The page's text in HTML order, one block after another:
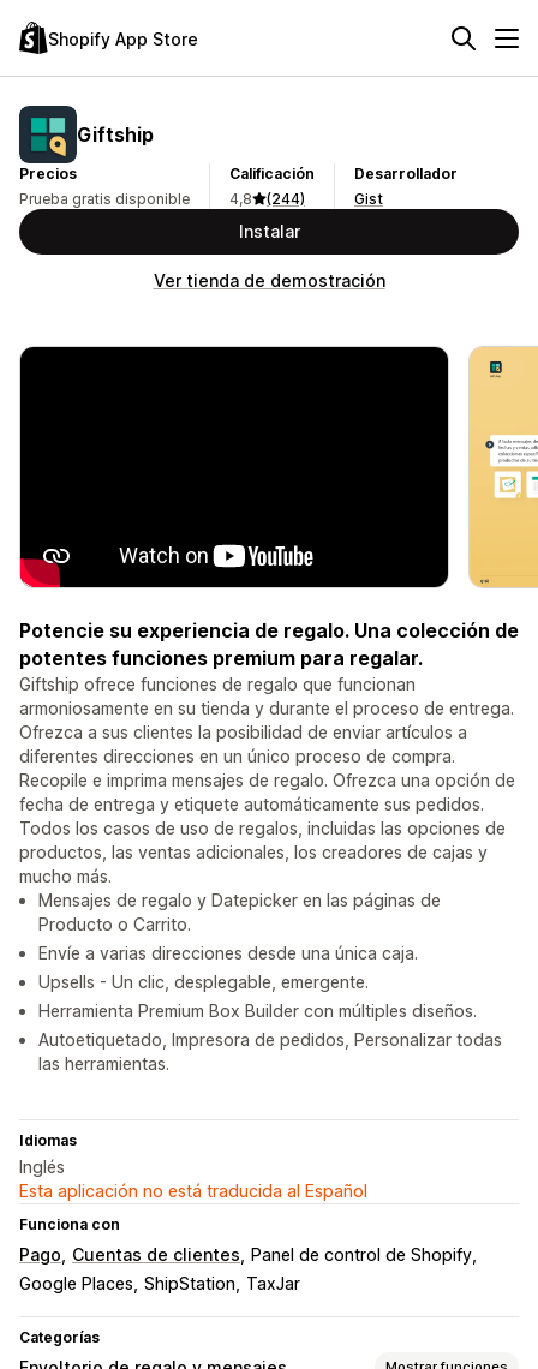
Shopify App Store
Giftship
Precios
Prueba gratis disponible
Calificación
4,8
(244)
Desarrollador
Gist
Instalar
Ver tienda de demostración
Potencie su experiencia de regalo. Una colección de
potentes funciones premium para regalar.
Giftship ofrece funciones de regalo que funcionan
armoniosamente en su tienda y durante el proceso de entrega.
Ofrezca a sus clientes la posibilidad de enviar artículos a
diferentes direcciones en un único proceso de compra.
Recopile e imprima mensajes de regalo. Ofrezca una opción de
fecha de entrega y etiquete automáticamente sus pedidos.
Todos los casos de uso de regalos, incluidas las opciones de
productos, las ventas adicionales, los creadores de cajas y
mucho más.
Mensajes de regalo y Datepicker en las páginas de
Producto o Carrito.
Envíe a varias direcciones desde una única caja.
Upsells - Un clic, desplegable, emergente.
Herramienta Premium Box Builder con múltiples diseños.
Autoetiquetado, Impresora de pedidos, Personalizar todas
las herramientas.
Idiomas
Inglés
Esta aplicación no está traducida al Español
Funciona con
Pago Cuentas de clientes
Panel de control de Shopify
Google Places ShipStation TaxJar
Categorías